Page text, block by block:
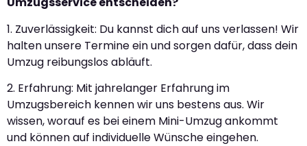
1. Zuverlässigkeit: Du kannst dich auf uns verlassen! Wir
halten unsere Termine ein und sorgen dafür, dass dein
Umzug reibungslos abläuft.
2. Erfahrung: Mit jahrelanger Erfahrung im
Umzugsbereich kennen wir uns bestens aus. Wir
wissen, worauf es bei einem Mini-Umzug ankommt
und können auf individuelle Wünsche eingehen.